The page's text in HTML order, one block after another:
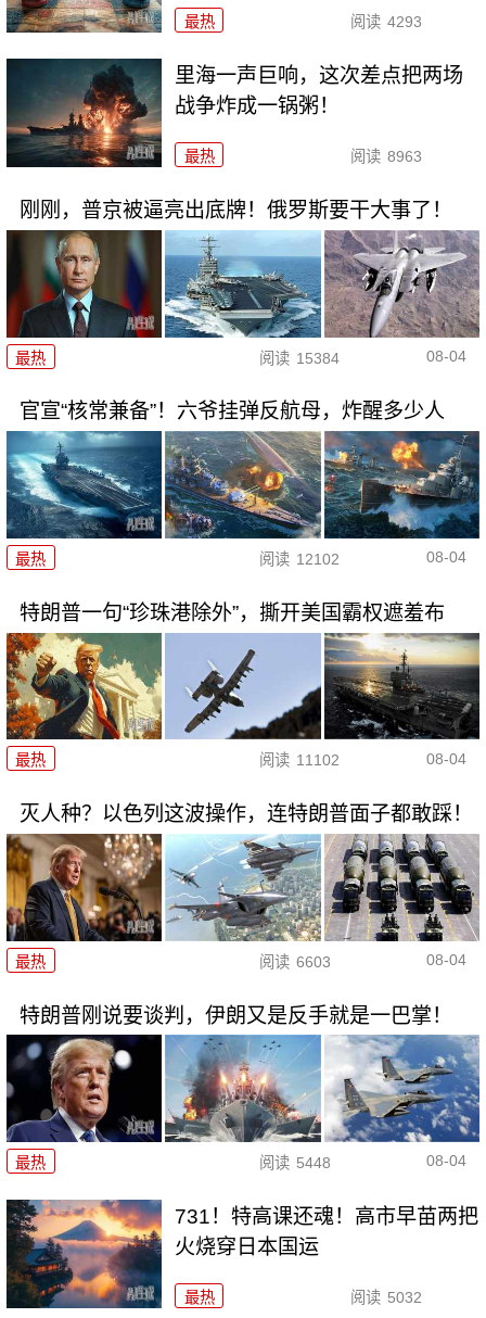
最热 阅读 4293
里海一声巨响，这次差点把两场
战争炸成一锅粥！
最热 阅读 8963
刚刚，普京被逼亮出底牌！俄罗斯要干大事了！
最热 阅读 15384 08-04
官宣“核常兼备”！六爷挂弹反航母，炸醒多少人
最热 阅读 12102 08-04
特朗普一句“珍珠港除外”，撕开美国霸权遮羞布
最热 阅读 11102 08-04
灭人种？以色列这波操作，连特朗普面子都敢踩！
最热 阅读 6603 08-04
特朗普刚说要谈判，伊朗又是反手就是一巴掌！
最热 阅读 5448 08-04
731！特高课还魂！高市早苗两把
火烧穿日本国运
最热 阅读 5032